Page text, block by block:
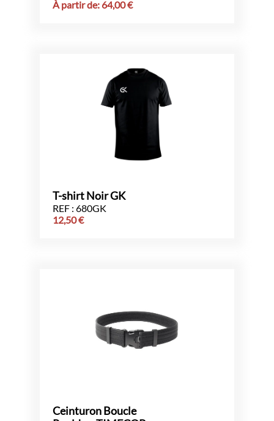
À partir de: 64,00€
T-shirt Noir GK
REF : 680GK
12,50€
Ceinturon Boucle